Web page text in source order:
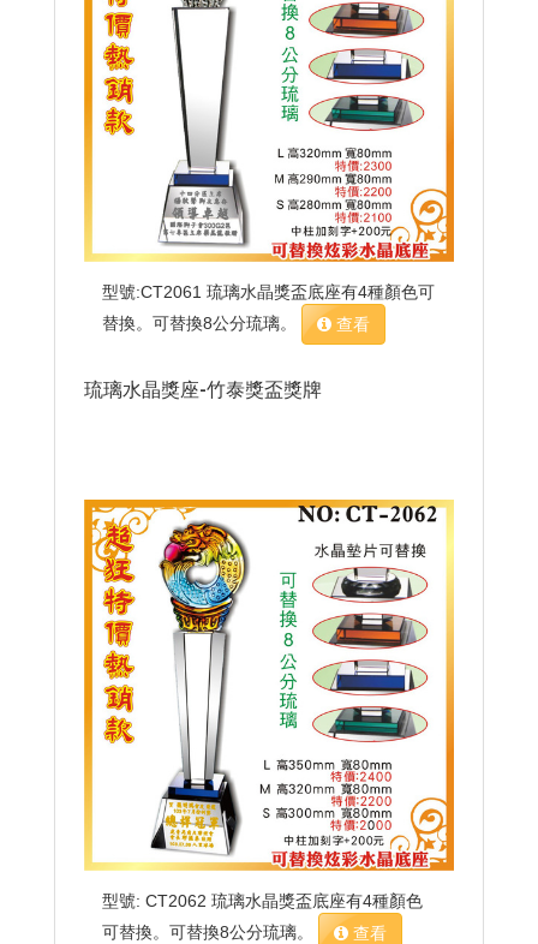
型號:CT2061 琉璃水晶獎盃底座有4種顏色可
替換。可替換8公分琉璃。
查看
琉璃水晶獎座-竹泰獎盃獎牌
型號: CT2062 琉璃水晶獎盃底座有4種顏色
可替換。可替換8公分琉璃。
查看